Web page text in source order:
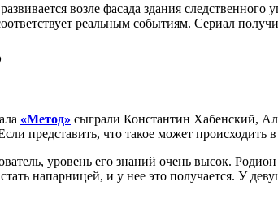
возле фасада здания
реальным событиям. Сериал
«Метод» сыграли Константин Хабенский,
представить, что такое может происходить
уровень его знаний очень высок.
напарницей, и у нее это получается. У